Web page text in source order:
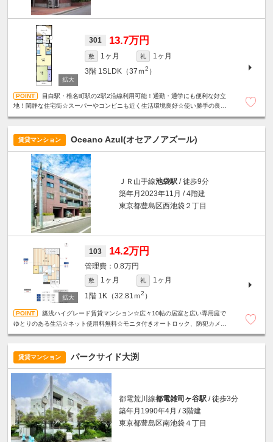
301 13.7万円
敷 1ヶ月 礼
1ヶ月
3階 1SLDK（37ｍ2 ）
目白駅・椎名町駅の2駅2沿線利用可能！通勤・通学にも便利な好立
地！閑静な住宅街☆スーパーやコンビニも近く生活環境良好☆使い勝手の良い
賃貸マンション Oceano Azul(オセアノアズール)
ＪＲ山手線池袋駅 / 徒歩9分
築年月2023年11月 / 4階建
東京都豊島区西池袋２丁目
103 14.2万円
0.8万円
敷 1ヶ月 礼
1ヶ月
1階 1K（32.81ｍ2 ）
築浅ハイグレード賃貸マンション☆広々10帖の居室と広い専用庭で
ゆとりのある生活☆ネット使用料無料☆モニタ付きオートロック、防犯カメ
賃貸マンション パークサイド大渕
都電荒川線都電雑司ヶ谷駅 / 徒歩3分
築年月1990年4月 / 3階建
東京都豊島区南池袋４丁目